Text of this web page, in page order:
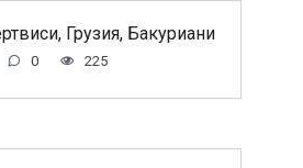
Грузия, Бакуриани
0 225